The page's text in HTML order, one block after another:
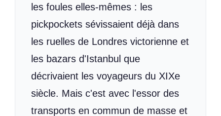
les foules elles-mêmes : les
pickpockets sévissaient déjà dans
les ruelles de Londres victorienne et
les bazars d'Istanbul que
décrivaient les voyageurs du XIXe
siècle. Mais c'est avec l'essor des
transports en commun de masse et